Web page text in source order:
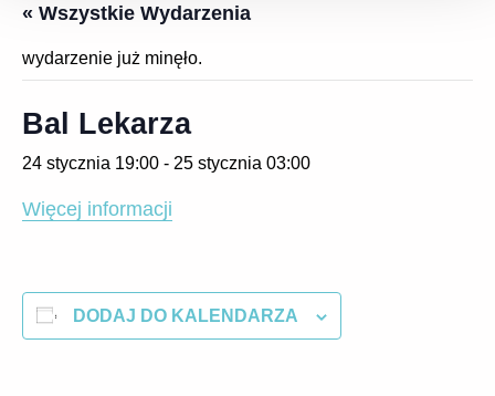
« Wszystkie Wydarzenia
wydarzenie już minęło.
Bal Lekarza
24 stycznia 19:00 - 25 stycznia 03:00
Więcej informacji
DODAJ DO KALENDARZA